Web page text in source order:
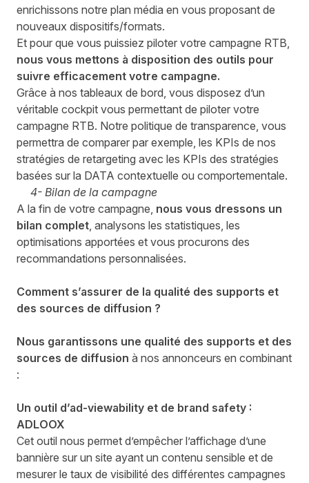
enrichissons notre plan média en vous proposant de
nouveaux dispositifs/formats.
Et pour que vous puissiez piloter votre campagne RTB,
nous vous mettons à disposition des outils pour
suivre efficacement votre campagne.
Grâce à nos tableaux de bord, vous disposez d’un
véritable cockpit vous permettant de piloter votre
campagne RTB. Notre politique de transparence, vous
permettra de comparer par exemple, les KPIs de nos
stratégies de retargeting avec les KPIs des stratégies
basées sur la DATA contextuelle ou comportementale.
4- Bilan de la campagne
A la fin de votre campagne, nous vous dressons un
bilan complet, analysons les statistiques, les
optimisations apportées et vous procurons des
recommandations personnalisées.
Comment s’assurer de la qualité des supports et
des sources de diffusion ?
Nous garantissons une qualité des supports et des
sources de diffusion à nos annonceurs en combinant
:
Un outil d’ad-viewability et de brand safety :
ADLOOX
Cet outil nous permet d’empêcher l’affichage d’une
bannière sur un site ayant un contenu sensible et de
mesurer le taux de visibilité des différentes campagnes